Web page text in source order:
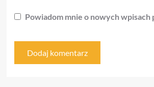
Powiadom mnie o nowych wpisach